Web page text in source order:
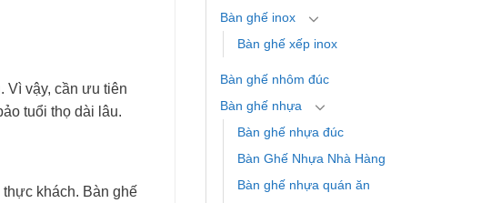
Vì vậy, cần ưu tiên
tuổi thọ dài lâu.
khách. Bàn ghế
Bàn ghế inox
Bàn ghế xếp inox
Bàn ghế nhôm đúc
Bàn ghế nhựa
Bàn ghế nhựa đúc
Bàn Ghế Nhựa Nhà Hàng
Bàn ghế nhựa quán ăn